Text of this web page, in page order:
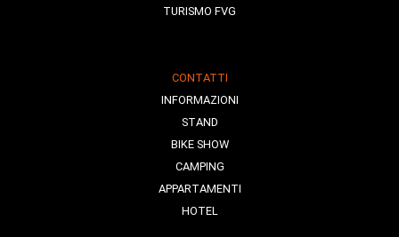
TURISMO FVG
CONTATTI
INFORMAZIONI
STAND
BIKE SHOW
CAMPING
APPARTAMENTI
HOTEL